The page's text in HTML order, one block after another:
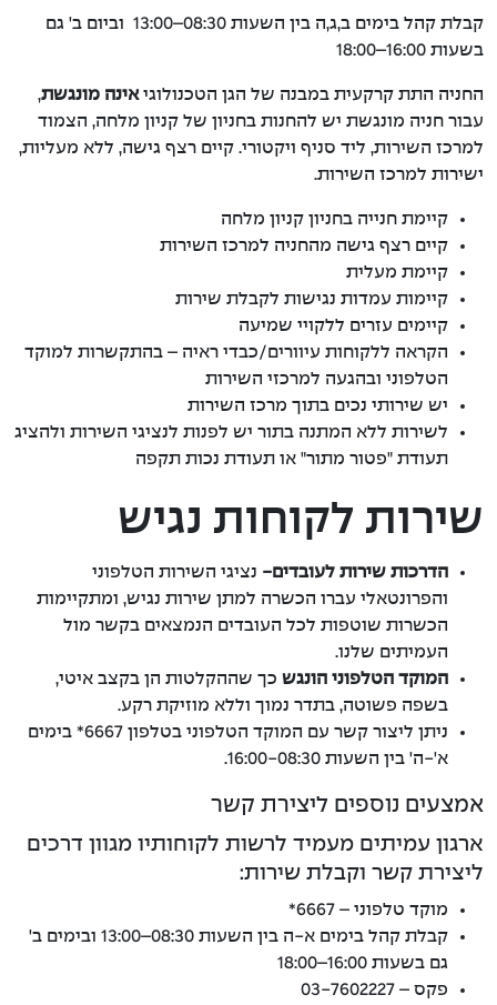
קבלת קהל בימים ב,ג,ה בין השעות 08:30–13:00 וביום ב' גם
בשעות 16:00–18:00
החניה התת קרקעית במבנה של הגן הטכנולוגיאינה מונגשת,
עבור חניה מונגשת יש להחנות בחניון של קניון מלחה, הצמוד
למרכז השירות, ליד סניף ויקטורי. קיים רצף גישה, ללא מעליות,
ישירות למרכז השירות.
קיימת חנייה בחניון קניון מלחה
קיים רצף גישה מהחניה למרכז השירות
קיימת מעלית
קיימות עמדות נגישות לקבלת שירות
קיימים עזרים ללקויי שמיעה
הקראה ללקוחות עיוורים/כבדי ראיה – בהתקשרות למוקד
הטלפוני ובהגעה למרכזי השירות
יש שירותי נכים בתוך מרכז השירות
לשירות ללא המתנה בתור יש לפנות לנציגי השירות ולהציג
תעודת "פטור מתור" או תעודת נכות תקפה
שירות לקוחות נגיש
הדרכות שירות לעובדים- נציגי השירות הטלפוני
והפרונטאלי עברו הכשרה למתן שירות נגיש, ומתקיימות
הכשרות שוטפות לכל העובדים הנמצאים בקשר מול
העמיתים שלנו.
המוקד הטלפוני הונגש כך שההקלטות הן בקצב איטי,
בשפה פשוטה, בתדר נמוך וללא מוזיקת רקע.
ניתן ליצור קשר עם המוקד הטלפוני בטלפון 6667* בימים
א'-ה' בין השעות 16:00-08:30.
אמצעים נוספים ליצירת קשר
ארגון עמיתים מעמיד לרשות לקוחותיו מגוון דרכים
ליצירת קשר וקבלת שירות:
מוקד טלפוני – 6667*
קבלת קהל בימים א-ה בין השעות 08:30–13:00 ובימים ב'
גם בשעות 16:00–18:00
פקס – 03-7602227